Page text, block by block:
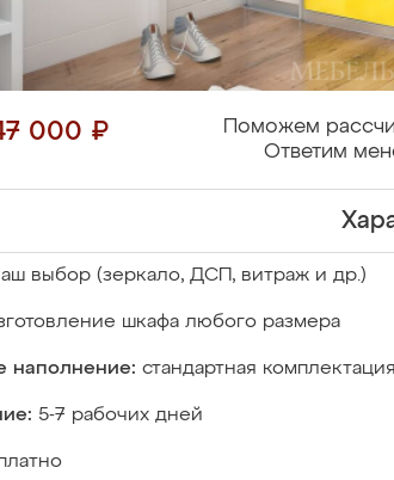
000 ₽
Поможем
Ответим
выбор (зеркало, ДСП, витраж и др.)
шкафа любого размера
наполнение: стандартная комплектация
5-7 рабочих дней